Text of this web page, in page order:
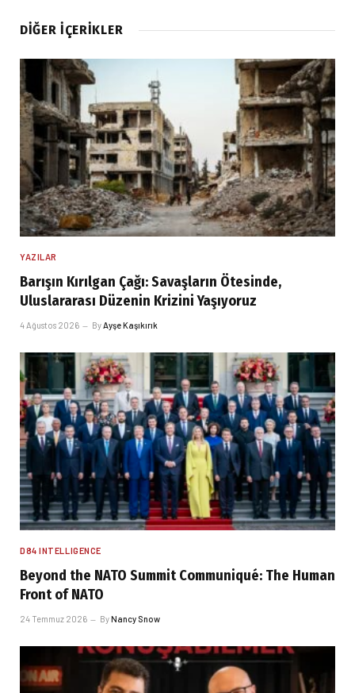
DIĞER İÇERIKLER
YAZILAR
Barışın Kırılgan Çağı: Savaşların Ötesinde,
Uluslararası Düzenin Krizini Yaşıyoruz
4 Ağustos 2026 ByAyşe Kaşıkırık
D84 INTELLIGENCE
Beyond the NATO Summit Communiqué: The Human
Front of NATO
24 Temmuz 2026 ByNancy Snow